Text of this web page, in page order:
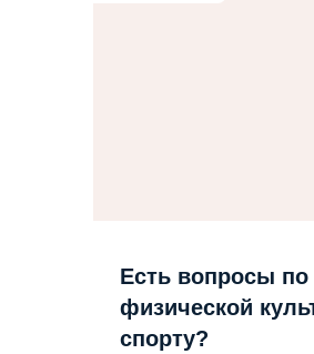
Есть вопросы по
физической
спорту?